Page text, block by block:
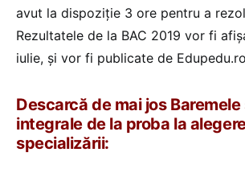
avut la dispoziție 3 ore pentru a
Rezultatele de la BAC 2019 vor fi
iulie, și vor fi publicate de
Descarcă de mai jos
integrale de la proba la
specializării: